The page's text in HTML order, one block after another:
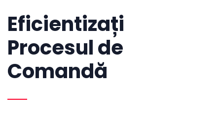
Eficientizați
Procesul de
Comandă